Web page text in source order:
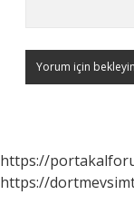
https://
https://